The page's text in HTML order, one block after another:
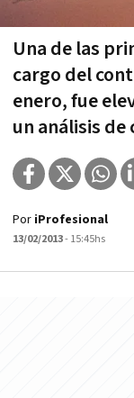
Una de las
cargo del
enero, fue
un análisis de
Por iProfesional
13/02/2013- 15:45hs